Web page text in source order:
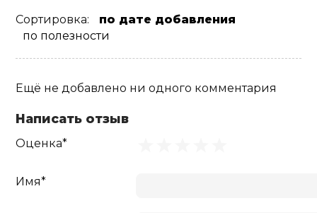
Сортировка:
по дате добавления
по полезности
Ещё не добавлено ни одного комментария
Написать отзыв
Оценка*
Имя*